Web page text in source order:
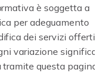
è soggetta a
per adeguamento
dei servizi offerti
variazione
tramite questa